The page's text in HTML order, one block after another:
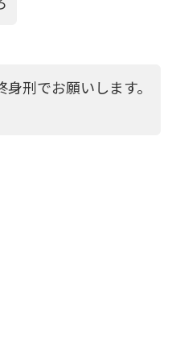
刑でお願いします。